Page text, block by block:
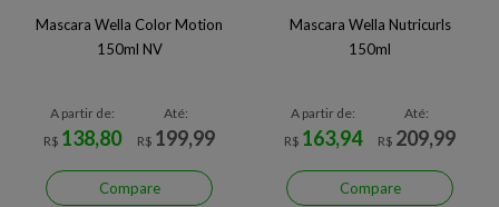
Mascara Wella Color Motion
150ml NV
A partir de:
R$ 138,80
Até:
R$ 199,99
Compare
Mascara Wella Nutricurls
150ml
A partir de:
R$ 163,94
Até:
R$ 209,99
Compare